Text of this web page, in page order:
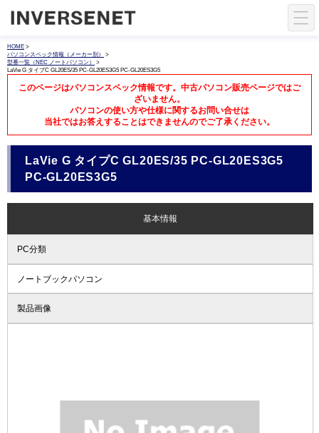
HOME >
パソコンスペック情報（メーカー別）
>
型番一覧（NEC ノートパソコン）
>
LaVie G タイプC GL20ES/35 PC-GL20ES3G5 PC-GL20ES3G5
このページはパソコンスペック情報です。中古パソコン販売ページではご
ざいません。
パソコンの使い方や仕様に関するお問い合せは
当社ではお答えすることはできませんのでご了承ください。
LaVie G タイプC GL20ES/35 PC-GL20ES3G5
PC-GL20ES3G5
基本情報
PC分類
ノートブックパソコン
製品画像